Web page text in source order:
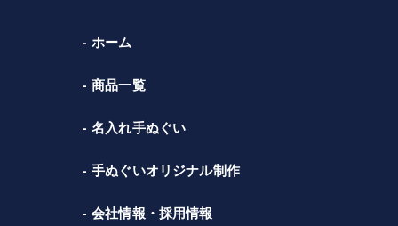
ホーム
商品一覧
名入れ手ぬぐい
手ぬぐいオリジナル制作
会社情報・採用情報